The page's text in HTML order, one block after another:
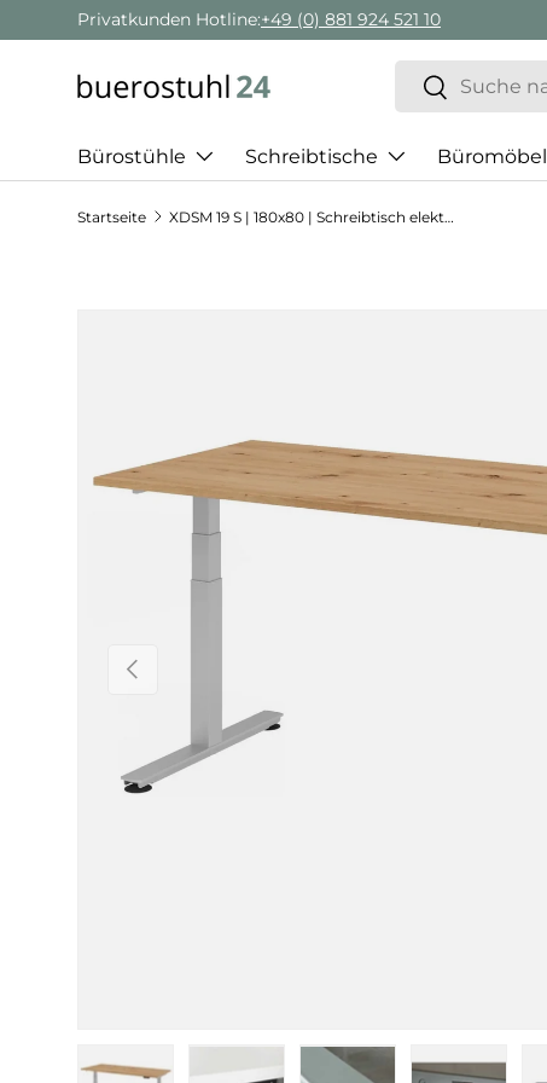
Direkt zum Inhalt
Privatkunden Hotline:+49 (0) 881 924 521 10
Suchen
Suchen
Bürostühle Schreibtische Büromöbel
Startseite XDSM 19 S | 180x80 | Schreibtisch elektrisch höhenverstellbar
Vorherige